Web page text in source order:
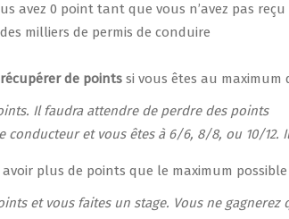
avez 0 point tant que vous n’avez pas reçu
milliers de permis de conduire
récupérer de points si vous êtes au maximum
Il faudra attendre de perdre des points
conducteur et vous êtes à 6/6, 8/8, ou 10/12.
plus de points que le maximum possible
et vous faites un stage. Vous ne gagnerez